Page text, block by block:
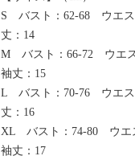
S バスト：62-68 ウエ
丈：14
M バスト：66-72 ウエ
袖丈：15
L バスト：70-76 ウエ
丈：16
XL バスト：74-80 ウエ
袖丈：17